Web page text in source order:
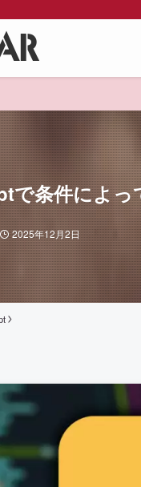
で条件によっ
2025年12月2日